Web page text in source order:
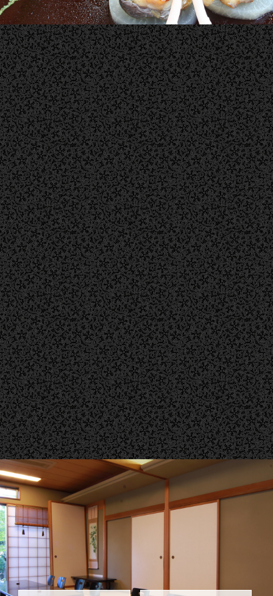
四季の味 しんや
〒435-0012
静岡県浜松市中央区安間町650
TEL_053-423-2556
最大収容席数／56席
駐車場／第1駐車場9台、第2駐車場16台（※観光バ
ス可）
送迎／JR天竜川駅より送迎可（ご相談ください）
定休日／月曜日（祝祭日は営業）
営業時間／11:30～14:00、17:00～21:00
ラストオーダー／20:30